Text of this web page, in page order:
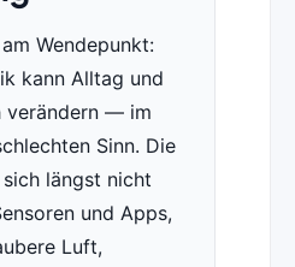
Wendepunkt:
kann Alltag und
verändern — im
Sinn. Die
längst nicht
und Apps,
Luft,